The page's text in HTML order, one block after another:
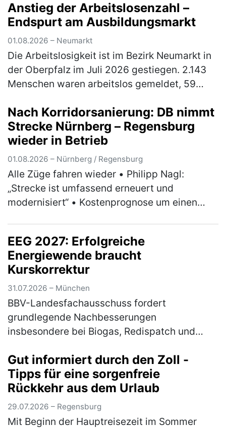
Günter Neidhardt nach Tansan…(mehr)
Anstieg der Arbeitslosenzahl –
Endspurt am Ausbildungsmarkt
01.08.2026 – Neumarkt
Die Arbeitslosigkeit ist im Bezirk Neumarkt in
der Oberpfalz im Juli 2026 gestiegen. 2.143
Menschen waren arbeitslos gemeldet, 59
90 Personen bzw. 4 Prozent…(mehr)
Nach Korridorsanierung: DB nimmt
Strecke Nürnberg – Regensburg
wieder in Betrieb
01.08.2026 – Nürnberg / Regensburg
Alle Züge fahren wieder • Philipp Nagl:
„Strecke ist umfassend erneuert und
modernisiert“ • Kostenprognose um einen
(mehr)
EEG 2027: Erfolgreiche
Energiewende braucht
Kurskorrektur
31.07.2026 – München
BBV-Landesfachausschuss fordert
grundlegende Nachbesserungen
insbesondere bei Biogas, Redispatch und
Bundeskabinett die Novelle für das
Erneuerbare-Energien-Gesetz (EE…
Gut informiert durch den Zoll -
Tipps für eine sorgenfreie
Rückkehr aus dem Urlaub
29.07.2026 – Regensburg
Mit Beginn der Hauptreisezeit im Sommer